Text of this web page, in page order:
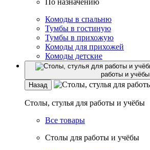
По назначению
Комоды в спальню
Тумбы в гостиную
Тумбы в прихожую
Комоды для прихожей
Комоды детские
работы и учёбы
Назад
Столы, стулья для работы и учёбы
Все товары
Столы для работы и учёбы